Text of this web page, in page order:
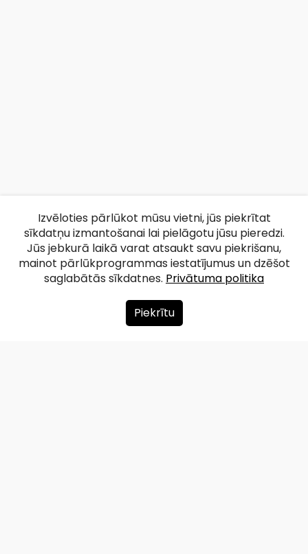
Par mums
Izvēloties pārlūkot mūsu vietni, jūs piekrītat
sīkdatņu izmantošanai lai pielāgotu jūsu pieredzi.
Jūs jebkurā laikā varat atsaukt savu piekrišanu,
mainot pārlūkprogrammas iestatījumus un dzēšot
saglabātās sīkdatnes. Privātuma politika
Piekrītu